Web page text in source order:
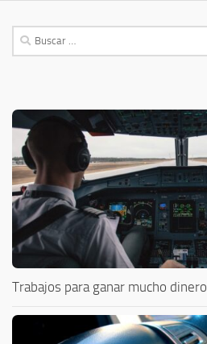
Buscar:
Trabajos para ganar mucho dinero